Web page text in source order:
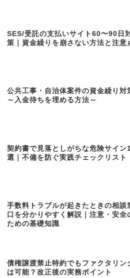
SES/受託の支払いサイト60〜90日
策｜資金繰りを崩さない方法と注意
公共工事・自治体案件の資金繰り対
～入金待ちを埋める方法～
契約書で見落としがちな危険サイン
選｜不備を防ぐ実践チェックリスト
手数料トラブルが起きたときの相談
口を分かりやすく解説｜注意・安全
ための基礎知識
債権譲渡禁止特約でもファクタリン
は可能？改正後の実務ポイント